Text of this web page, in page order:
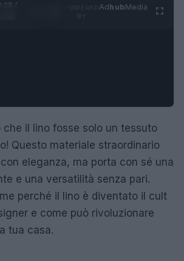
/
AdhubMedia
che il lino fosse solo un tessuto
Questo materiale straordinario
eleganza, ma porta con sé una
e una versatilità senza pari.
perché il lino è diventato il cult
e come può rivoluzionare
tua casa.